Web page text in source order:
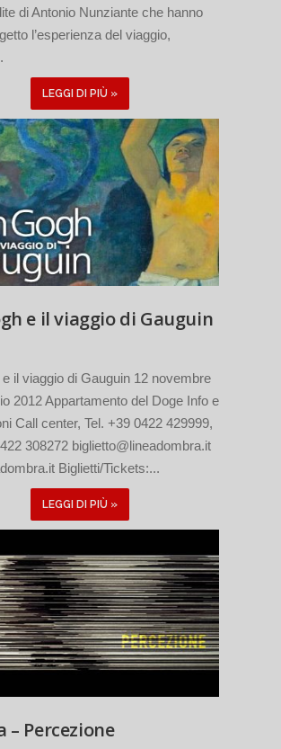
di Antonio Nunziante che hanno
l’esperienza del viaggio,
LEGGI DI PIÙ »
e il viaggio di Gauguin
il viaggio di Gauguin 12 novembre
2012 Appartamento del Doge Info e
Call center, Tel. +39 0422 429999,
308272 biglietto@lineadombra.it
Biglietti/Tickets:...
LEGGI DI PIÙ »
– Percezione